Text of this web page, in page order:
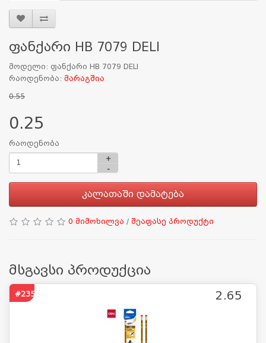
ფანქარი HB 7079 DELI
მოდელი: ფანქარი HB 7079 DELI
რაოდენობა: მარაგშია
0.55
0.25
რაოდენობა
+
-
კალათაში დამატება
0 მიმოხილვა / შეაფასე პროდუქტი
მსგავსი პროდუქცია
#2357 2.65